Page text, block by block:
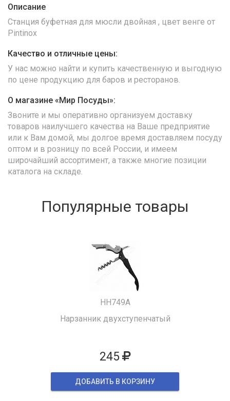
Описание
Станция буфетная для мюсли двойная , цвет венге от
Pintinox
Качество и отличные цены:
У нас можно найти и купить качественную и выгодную
по цене продукцию для баров и ресторанов.
О магазине «Мир Посуды»:
Звоните и мы оперативно организуем доставку
товаров наилучшего качества на Ваше предприятие
или к Вам домой, мы долгое время доставляем посуду
оптом и в розницу по всей России, и имеем
широчайший ассортимент, а также многие позиции
каталога на складе.
Популярные товары
HH749A
Нарзанник двухступенчатый
245
ДОБАВИТЬ В КОРЗИНУ